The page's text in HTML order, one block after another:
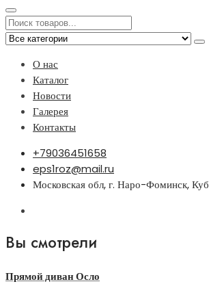
О нас
Каталог
Новости
Галерея
Контакты
+79036451658
eps1roz@mail.ru
Московская обл, г. Наро-Фоминск,
Вы смотрели
Прямой диван Осло